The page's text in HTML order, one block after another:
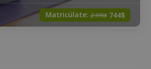
Matricúlate:2.976$ 744$